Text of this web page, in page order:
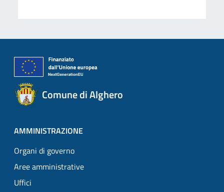
Comune di Alghero
AMMINISTRAZIONE
Organi di governo
Aree amministrative
Uffici